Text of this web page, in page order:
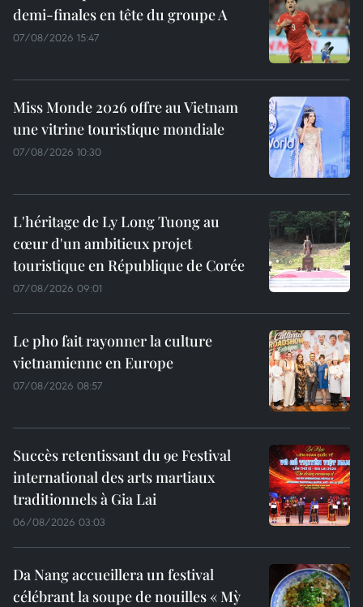
demi-finales en tête du groupe A
07/08/2026 15:47
Miss Monde 2026 offre au Vietnam
une vitrine touristique mondiale
07/08/2026 10:30
L'héritage de Ly Long Tuong au
cœur d'un ambitieux projet
touristique en République de Corée
07/08/2026 09:01
Le pho fait rayonner la culture
vietnamienne en Europe
07/08/2026 08:57
Succès retentissant du 9e Festival
international des arts martiaux
traditionnels à Gia Lai
06/08/2026 03:03
Da Nang accueillera un festival
célébrant la soupe de nouilles « Mỳ